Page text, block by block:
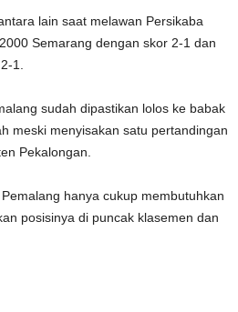
lain saat melawan Persikaba
Semarang dengan skor 2-1 dan
1.
sudah dipastikan lolos ke babak
meski menyisakan satu pertandingan
Pekalongan.
hanya cukup membutuhkan
posisinya di puncak klasemen dan